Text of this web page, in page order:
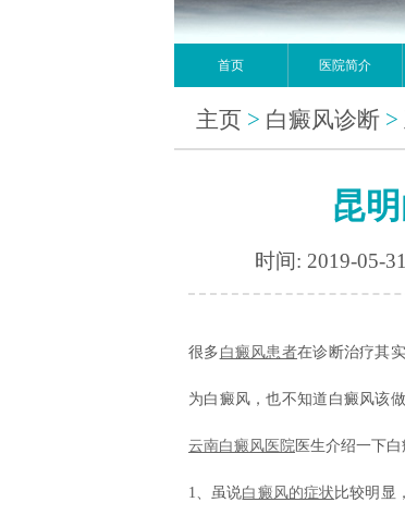
首页 医院简介
主页 > 白癜风诊断 >
昆
时间: 2019-05-31
很多 白癜风患者在诊断治疗其
为白癜风，也不知道白癜风该
云南白癜风医院 医生介绍一下白
1、虽说白癜风的症状 比较明显